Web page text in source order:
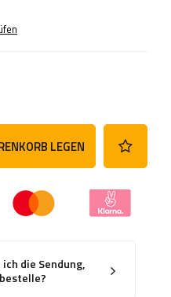
LEGEN
die Sendung,